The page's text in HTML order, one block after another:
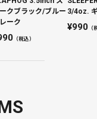
クブラック/ブルー
ーク
（税込）
3/4oz.
990（